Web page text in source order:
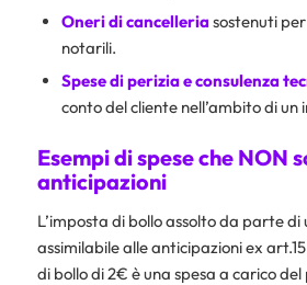
Oneri di cancelleriasostenuti
notarili.
Spese di perizia e consulenza
conto del cliente nell’ambito di un
Esempi di spese che NON
anticipazioni
L’imposta di bollo assolto da parte di
assimilabile alle anticipazioni ex
di bollo di 2€ è una spesa a carico